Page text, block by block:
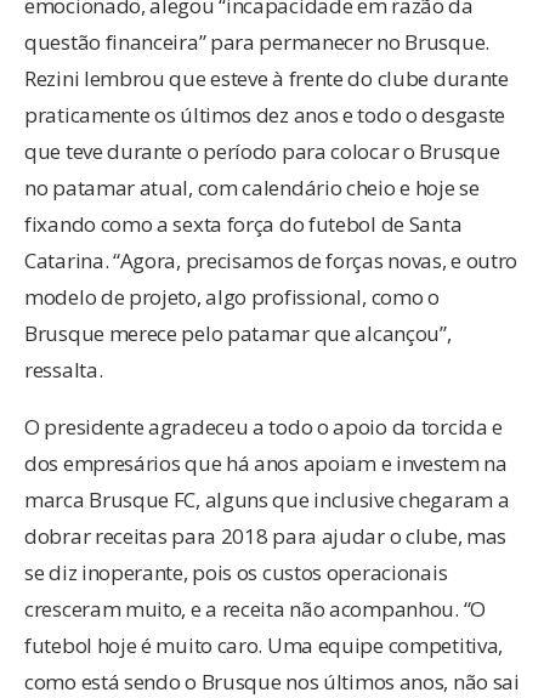
emocionado, alegou “incapacidade em razão da
questão financeira” para permanecer no Brusque.
Rezini lembrou que esteve à frente do clube durante
praticamente os últimos dez anos e todo o desgaste
que teve durante o período para colocar o Brusque
no patamar atual, com calendário cheio e hoje se
fixando como a sexta força do futebol de Santa
Catarina. “Agora, precisamos de forças novas, e outro
modelo de projeto, algo profissional, como o
Brusque merece pelo patamar que alcançou”,
ressalta.
O presidente agradeceu a todo o apoio da torcida e
dos empresários que há anos apoiam e investem na
marca Brusque FC, alguns que inclusive chegaram a
dobrar receitas para 2018 para ajudar o clube, mas
se diz inoperante, pois os custos operacionais
cresceram muito, e a receita não acompanhou. “O
futebol hoje é muito caro. Uma equipe competitiva,
como está sendo o Brusque nos últimos anos, não sai